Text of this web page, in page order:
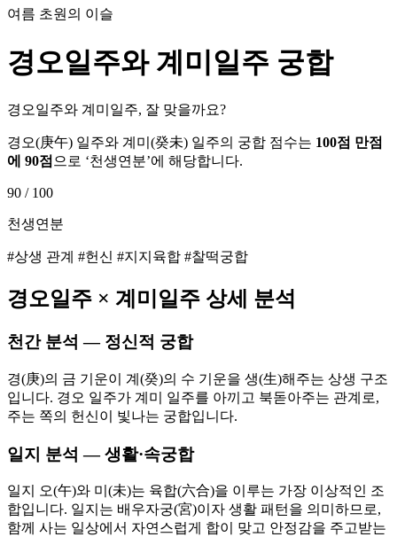
여름 초원의 이슬
경오일주와 계미일주 궁합
경오일주와 계미일주, 잘 맞을까요?
경오(庚午) 일주와 계미 (癸未) 일주의 궁합 점수는 100점 만점
에 90점 으로 ‘천생연분’에 해당합니다.
90 / 100
천생연분
#상생 관계 #헌신 #지지육합 #찰떡궁합
경오일주 × 계미 일주 상세 분석
천간 분석 — 정신적 궁합
경(庚)의 금 기운이 계(癸)의 수 기운을 생(生)해주는 상생 구조
입니다. 경오 일주가 계미 일주를 아끼고 북돋아주는 관계로,
주는 쪽의 헌신이 빛나는 궁합입니다.
일지 분석 — 생활·속궁합
일지 오(午)와 미(未)는 육합(六合)을 이루는 가장 이상적인 조
합입니다. 일지는 배우자궁(宮)이자 생활 패턴을 의미하므로,
함께 사는 일상에서 자연스럽게 합이 맞고 안정감을 주고받는